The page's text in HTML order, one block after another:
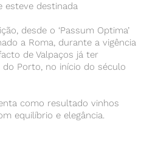
esteve destinada
desde o ‘Passum Optima’
a Roma, durante a vigência
de Valpaços já ter
Porto, no início do século
como resultado vinhos
equilíbrio e elegância.